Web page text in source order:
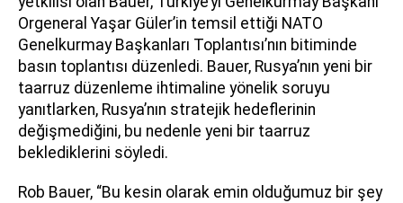
Orgeneral Yaşar Güler’in temsil ettiği NATO
Genelkurmay Başkanları Toplantısı’nın bitiminde
basın toplantısı düzenledi. Bauer, Rusya’nın yeni bir
taarruz düzenleme ihtimaline yönelik soruyu
yanıtlarken, Rusya’nın stratejik hedeflerinin
değişmediğini, bu nedenle yeni bir taarruz
beklediklerini söyledi.
Rob Bauer, “Bu kesin olarak emin olduğumuz bir şey